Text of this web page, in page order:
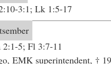
3:1; Lk 1:5-17
2:1-5; Fl 3:7-11
EMK superintendent, †